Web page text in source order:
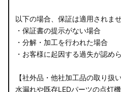
以下の場合、保証は適用されませ
・保証書の提示がない場合
・分解・加工を行われた場合
・お客様に起因する過失が認め
【社外品・他社加工品の取り扱
水漏れや既存LEDパーツの点灯